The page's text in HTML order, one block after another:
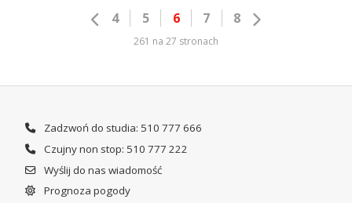
4 5 6 7 8
261 na 27 stronach
Zadzwoń do studia: 510 777 666
Czujny non stop: 510 777 222
Wyślij do nas wiadomość
Prognoza pogody